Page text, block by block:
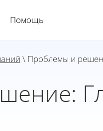
Помощь
\ Проблемы и